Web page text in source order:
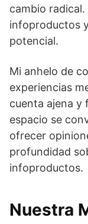
cambio
infoproductos
potencial.
Mi anhelo de
experiencias
cuenta ajena y
espacio se
ofrecer
profundidad
infoproductos.
Nuestra